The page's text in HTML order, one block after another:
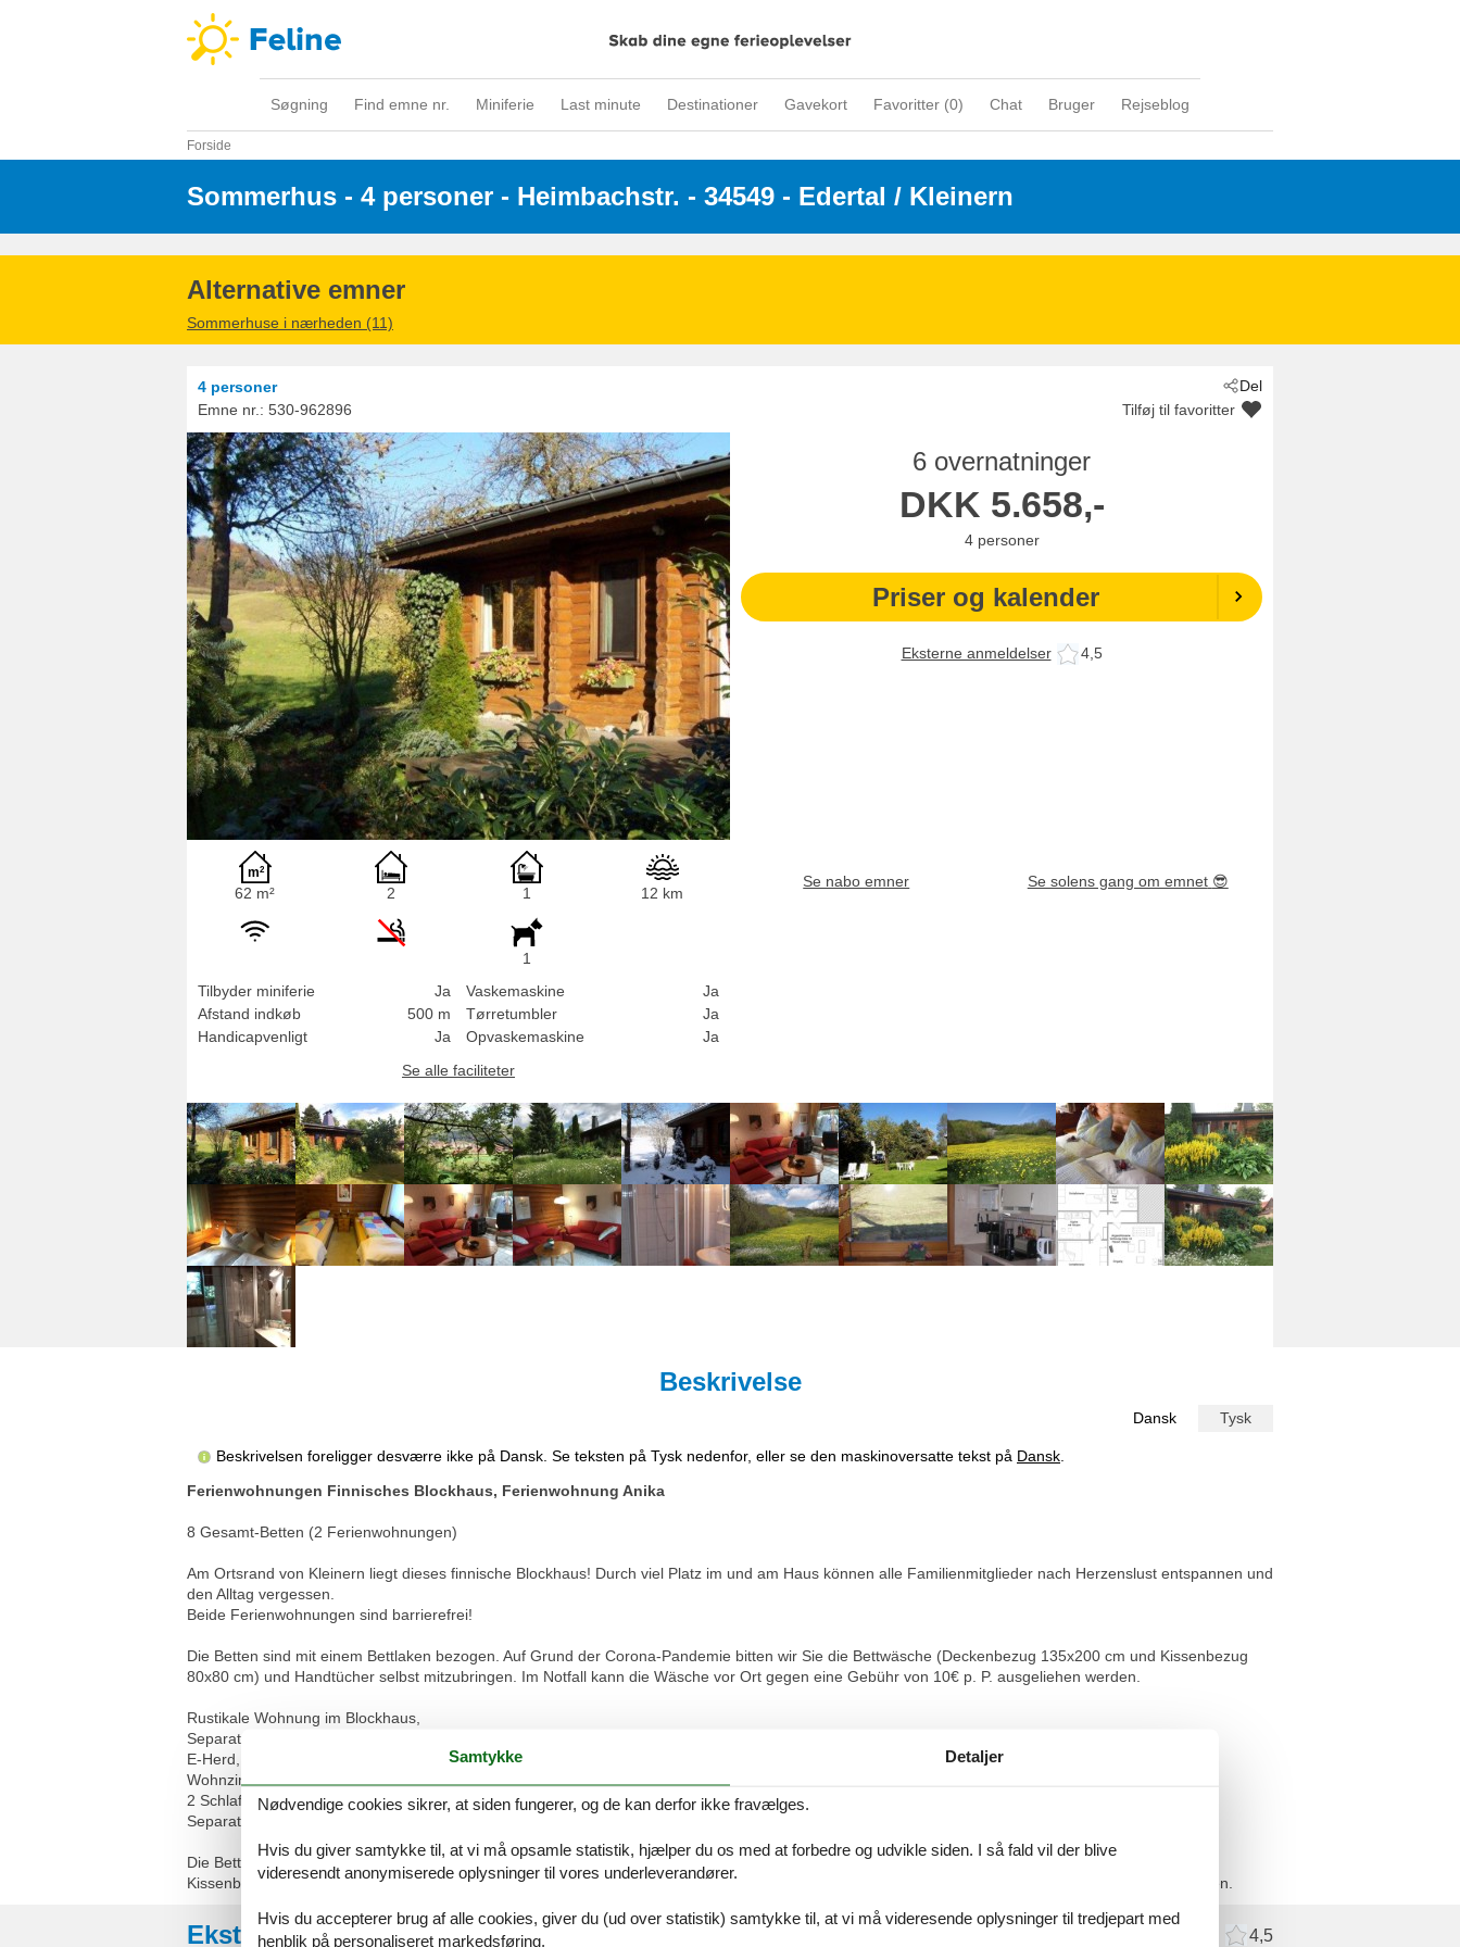
Søgning Find emne nr. Miniferie Last minute Destinationer Gavekort Favoritter (0) Chat Bruger Rejseblog
Forside
Sommerhus - 4 personer - Heimbachstr. - 34549 - Edertal / Kleinern
Alternative emner
Sommerhuse i nærheden (11)
Del
4 personer
Emne nr.: 530-962896 Tilføj til favoritter
6 overnatninger
DKK 5.658,-
4 personer
Priser og kalender
Eksterne anmeldelser 4,5
62 m² 2 1 12 km
1
Tilbyder miniferie
Ja
Afstand indkøb
500 m
Handicapvenligt
Ja
Vaskemaskine
Ja
Tørretumbler
Ja
Opvaskemaskine
Ja
Se alle faciliteter
Se nabo emner Se solens gang om emnet 😎
Beskrivelse
Dansk Tysk
Beskrivelsen foreligger desværre ikke på Dansk. Se teksten på Tysk nedenfor, eller se den maskinoversatte tekst på Dansk
Ferienwohnungen Finnisches Blockhaus, Ferienwohnung Anika
8 Gesamt-Betten (2 Ferienwohnungen)
Am Ortsrand von Kleinern liegt dieses finnische Blockhaus! Durch viel Platz im und am Haus können alle Familienmitglieder nach Herzenslust entspannen und
den Alltag vergessen.
Beide Ferienwohnungen sind barrierefrei!
Die Betten sind mit einem Bettlaken bezogen. Auf Grund der Corona-Pandemie bitten wir Sie die Bettwäsche (Deckenbezug 135x200 cm und Kissenbezug
80x80 cm) und Handtücher selbst mitzubringen. Im Notfall kann die Wäsche vor Ort gegen eine Gebühr von 10€ p. P. ausgeliehen werden.
Rustikale Wohnung im Blockhaus,
Separate Küche mit Essplatz und Mikrowelle; Spülmaschine, Toaster,Handrührgerät,Wasserkocher.Kaffeemaschine, Senseo
E-Herd, 4 Platten, Backofen,
Wohnzimmer mit Kaminofen , TV,Terrasse mit Sitzmöbel und Strandkorb, Liegewiese
2 Schlafzimmer , 1 Doppelbett, 2. Zimmer mit 2 Einzelbetten
Separate Dusche mit WC vom Vorflur begehbar
Die Betten sind mit einem frischen Bettlaken bezogen. Auf Grund der Corona-Pandemie bitten wir Sie die Bettwäsche (Deckenbezug 135x200 cm und
Kissenbezug 80x80 cm) und Handtücher selbst mitzubringen. Im Notfall kann die Wäsche vor Ort gegen eine Gebühr von 10€ p. P. ausgeliehen werden.
Eksterne anmeldelser 4,5
Samtykke Detaljer
Nødvendige cookies sikrer, at siden fungerer, og de kan derfor ikke fravælges.
Hvis du giver samtykke til, at vi må opsamle statistik, hjælper du os med at forbedre og udvikle siden. I så fald vil der blive
videresendt anonymiserede oplysninger til vores underleverandører.
Hvis du accepterer brug af alle cookies, giver du (ud over statistik) samtykke til, at vi må videresende oplysninger til tredjepart med
henblik på personaliseret markedsføring.